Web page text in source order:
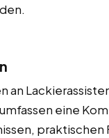
an
eine
praktischen